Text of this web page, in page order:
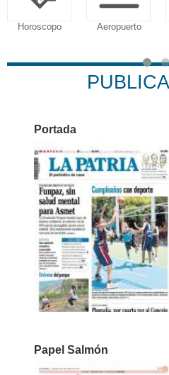
Horoscopo Aeropuerto
Portada
Papel Salmón